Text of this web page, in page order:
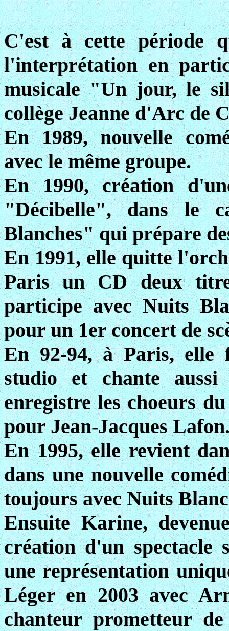
C'est à cette période
l'interprétation en
musicale "Un jour, le
collège Jeanne d'Arc de
En 1989, nouvelle
avec le même groupe.
En 1990, création
"Décibelle", dans le
Blanches" qui prépare
En 1991, elle quitte
Paris un CD deux
participe avec Nuits
pour un 1er concert de
En 92-94, à Paris,
studio et chante
enregistre les choeurs
pour Jean-Jacques
En 1995, elle revient
dans une nouvelle
toujours avec Nuits
Ensuite Karine,
création d'un spectacle
une représentation
Léger en 2003 avec
chanteur prometteur